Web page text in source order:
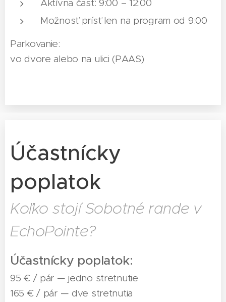
Aktívna časť: 9:00 – 12:00
Možnosť prísť len na program od 9:00
Parkovanie:
vo dvore alebo na ulici (PAAS)
Účastnícky
poplatok
Koľko stojí Sobotné rande v
EchoPointe?
Účastnícky poplatok:
95 € / pár — jedno stretnutie
165 € / pár — dve stretnutia